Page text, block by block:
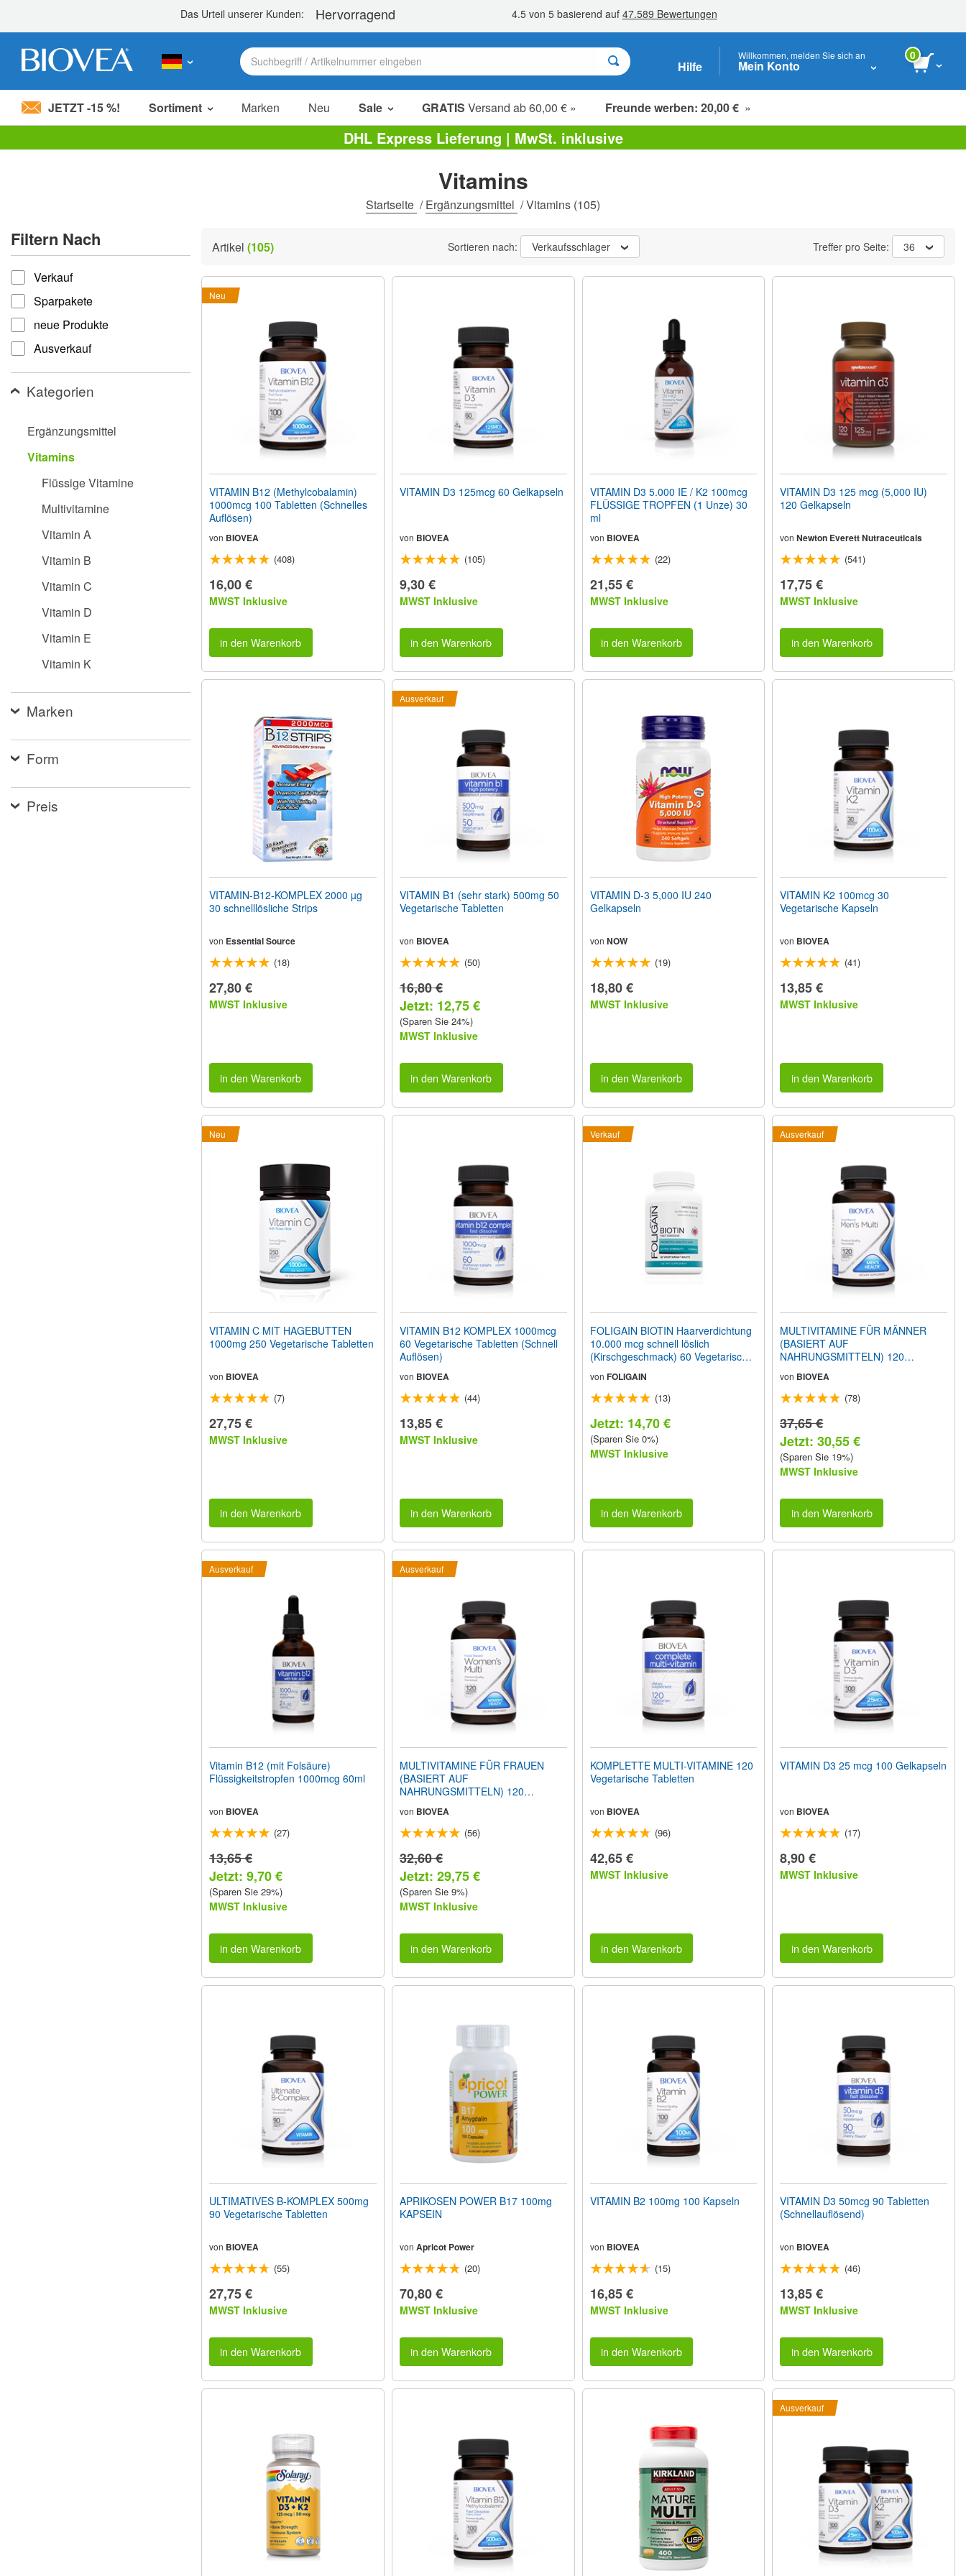
Bitte
Barrierefreiheitssystem.
Drücken
Sie
Strg-
F11,
um
die
Website
an
Sehbehinderte
anzupassen,
einen
Drücken
Eingabehilfemenü
Hilfe
Willkommen, melden Sie sich an
Mein Konto
0
JETZT -15 %! Sortiment Marken Neu Sale GRATIS Versand ab 60,00 € » Freunde werben: 20,00 € »
Sale Artikel
Sparpakete
Ausverkauf
DHL Express Lieferung | MwSt. inklusive
Vitamins
Startseite /Ergänzungsmittel /Vitamins (105)
Filtern Nach
filtern nach
Verkauf
Sparpakete
neue Produkte
Ausverkauf
Kategorien
Ergänzungsmittel
Vitamins
Flüssige Vitamine
Multivitamine
Vitamin A
Vitamin B
Vitamin C
Vitamin D
Vitamin E
Vitamin K
Marken
Form
Preis
Artikel (105) Sortieren nach: Verkaufsschlager Treffer pro Seite: 36
Neu
VITAMIN B12 (Methylcobalamin)
1000mcg 100 Tabletten (Schnelles
Auflösen)
von BIOVEA
(408)
16,00 €
MWST Inklusive
in den Warenkorb
VITAMIN D3 125mcg 60 Gelkapseln
von BIOVEA
(105)
9,30 €
MWST Inklusive
in den Warenkorb
VITAMIN D3 5.000 IE / K2 100mcg
FLÜSSIGE TROPFEN (1 Unze) 30
ml
von BIOVEA
(22)
21,55 €
MWST Inklusive
in den Warenkorb
VITAMIN D3 125 mcg (5,000 IU)
120 Gelkapseln
von Newton Everett Nutraceuticals
(541)
17,75 €
MWST Inklusive
in den Warenkorb
VITAMIN-B12-KOMPLEX 2000 µg
30 schnelllösliche Strips
von Essential Source
(18)
27,80 €
MWST Inklusive
in den Warenkorb
Ausverkauf
VITAMIN B1 (sehr stark) 500mg 50
Vegetarische Tabletten
von BIOVEA
(50)
16,80 €
Jetzt: 12,75 €
(Sparen Sie 24%)
MWST Inklusive
in den Warenkorb
VITAMIN D-3 5,000 IU 240
Gelkapseln
von NOW
(19)
18,80 €
MWST Inklusive
in den Warenkorb
VITAMIN K2 100mcg 30
Vegetarische Kapseln
von BIOVEA
(41)
13,85 €
MWST Inklusive
in den Warenkorb
Neu
VITAMIN C MIT HAGEBUTTEN
1000mg 250 Vegetarische Tabletten
von BIOVEA
(7)
27,75 €
MWST Inklusive
in den Warenkorb
VITAMIN B12 KOMPLEX 1000mcg
60 Vegetarische Tabletten (Schnell
Auflösen)
von BIOVEA
(44)
13,85 €
MWST Inklusive
in den Warenkorb
Verkauf
FOLIGAIN BIOTIN Haarverdichtung
10.000 mcg schnell löslich
(Kirschgeschmack) 60 Vegetarische
von FOLIGAIN
(13)
Jetzt: 14,70 €
(Sparen Sie 0%)
MWST Inklusive
in den Warenkorb
Ausverkauf
MULTIVITAMINE FÜR MÄNNER
(BASIERT AUF
NAHRUNGSMITTELN) 120
von BIOVEA
(78)
37,65 €
Jetzt: 30,55 €
(Sparen Sie 19%)
MWST Inklusive
in den Warenkorb
Ausverkauf
Vitamin B12 (mit Folsäure)
Flüssigkeitstropfen 1000mcg 60ml
von BIOVEA
(27)
13,65 €
Jetzt: 9,70 €
(Sparen Sie 29%)
MWST Inklusive
in den Warenkorb
Ausverkauf
MULTIVITAMINE FÜR FRAUEN
(BASIERT AUF
NAHRUNGSMITTELN) 120
von BIOVEA
(56)
32,60 €
Jetzt: 29,75 €
(Sparen Sie 9%)
MWST Inklusive
in den Warenkorb
KOMPLETTE MULTI-VITAMINE 120
Vegetarische Tabletten
von BIOVEA
(96)
42,65 €
MWST Inklusive
in den Warenkorb
VITAMIN D3 25 mcg 100 Gelkapseln
von BIOVEA
(17)
8,90 €
MWST Inklusive
in den Warenkorb
ULTIMATIVES B-KOMPLEX 500mg
90 Vegetarische Tabletten
von BIOVEA
(55)
27,75 €
MWST Inklusive
in den Warenkorb
APRIKOSEN POWER B17 100mg
KAPSEIN
von Apricot Power
(20)
70,80 €
MWST Inklusive
in den Warenkorb
VITAMIN B2 100mg 100 Kapseln
von BIOVEA
(15)
16,85 €
MWST Inklusive
in den Warenkorb
VITAMIN D3 50mcg 90 Tabletten
(Schnellauflösend)
von BIOVEA
(46)
13,85 €
MWST Inklusive
in den Warenkorb
Ausverkauf